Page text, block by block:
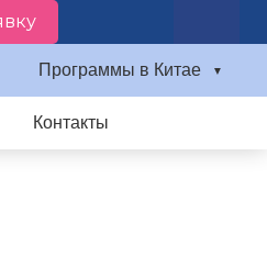
Программы в Китае
Контакты